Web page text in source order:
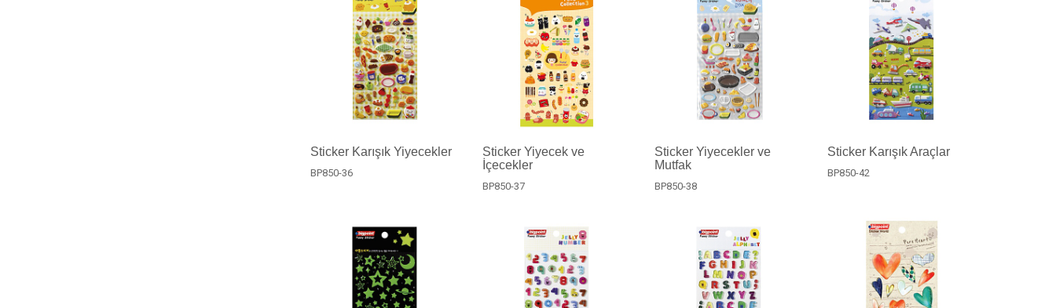
Sticker Karışık Yiyecekler
BP850-36
Sticker Yiyecek ve
İçecekler
BP850-37
Sticker Yiyecekler ve
Mutfak
BP850-38
Sticker Karışık Araçlar
BP850-42